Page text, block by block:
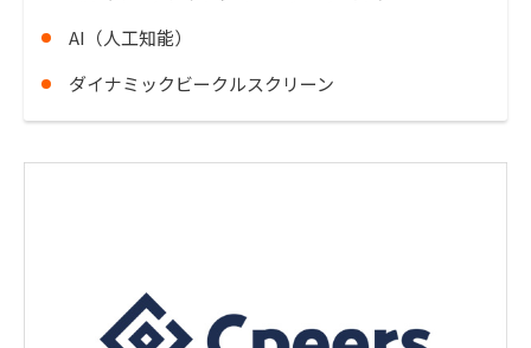
AI（人工知能）
ダイナミックビークルスクリーン